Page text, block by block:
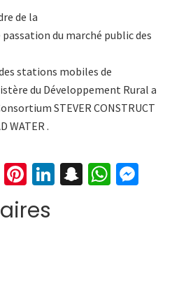
de la
du marché public des
stations mobiles de
du Développement Rural a
STEVER CONSTRUCT
WATER .
in
st
ag
Pi
er
Li S W